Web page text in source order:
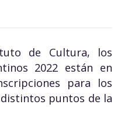
de Cultura, los
2022 están en
para los
puntos de la